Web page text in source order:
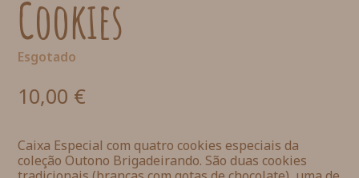
Cookies
10,00 €
Caixa Especial com quatro cookies especiais da
coleção Outono Brigadeirando. São duas cookies
Esgotado